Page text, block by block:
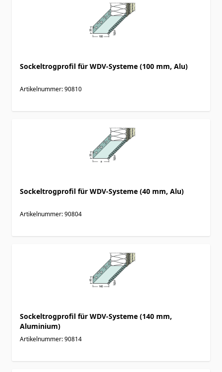
Sockeltrogprofil für WDV-Systeme (100 mm, Alu)
Artikelnummer: 90810
Sockeltrogprofil für WDV-Systeme (40 mm, Alu)
Artikelnummer: 90804
Sockeltrogprofil für WDV-Systeme (140 mm,
Aluminium)
Artikelnummer: 90814